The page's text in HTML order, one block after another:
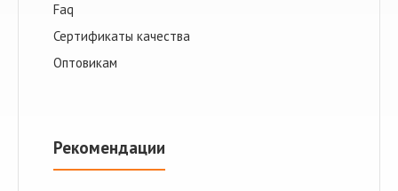
Faq
Сертификаты качества
Оптовикам
Рекомендации